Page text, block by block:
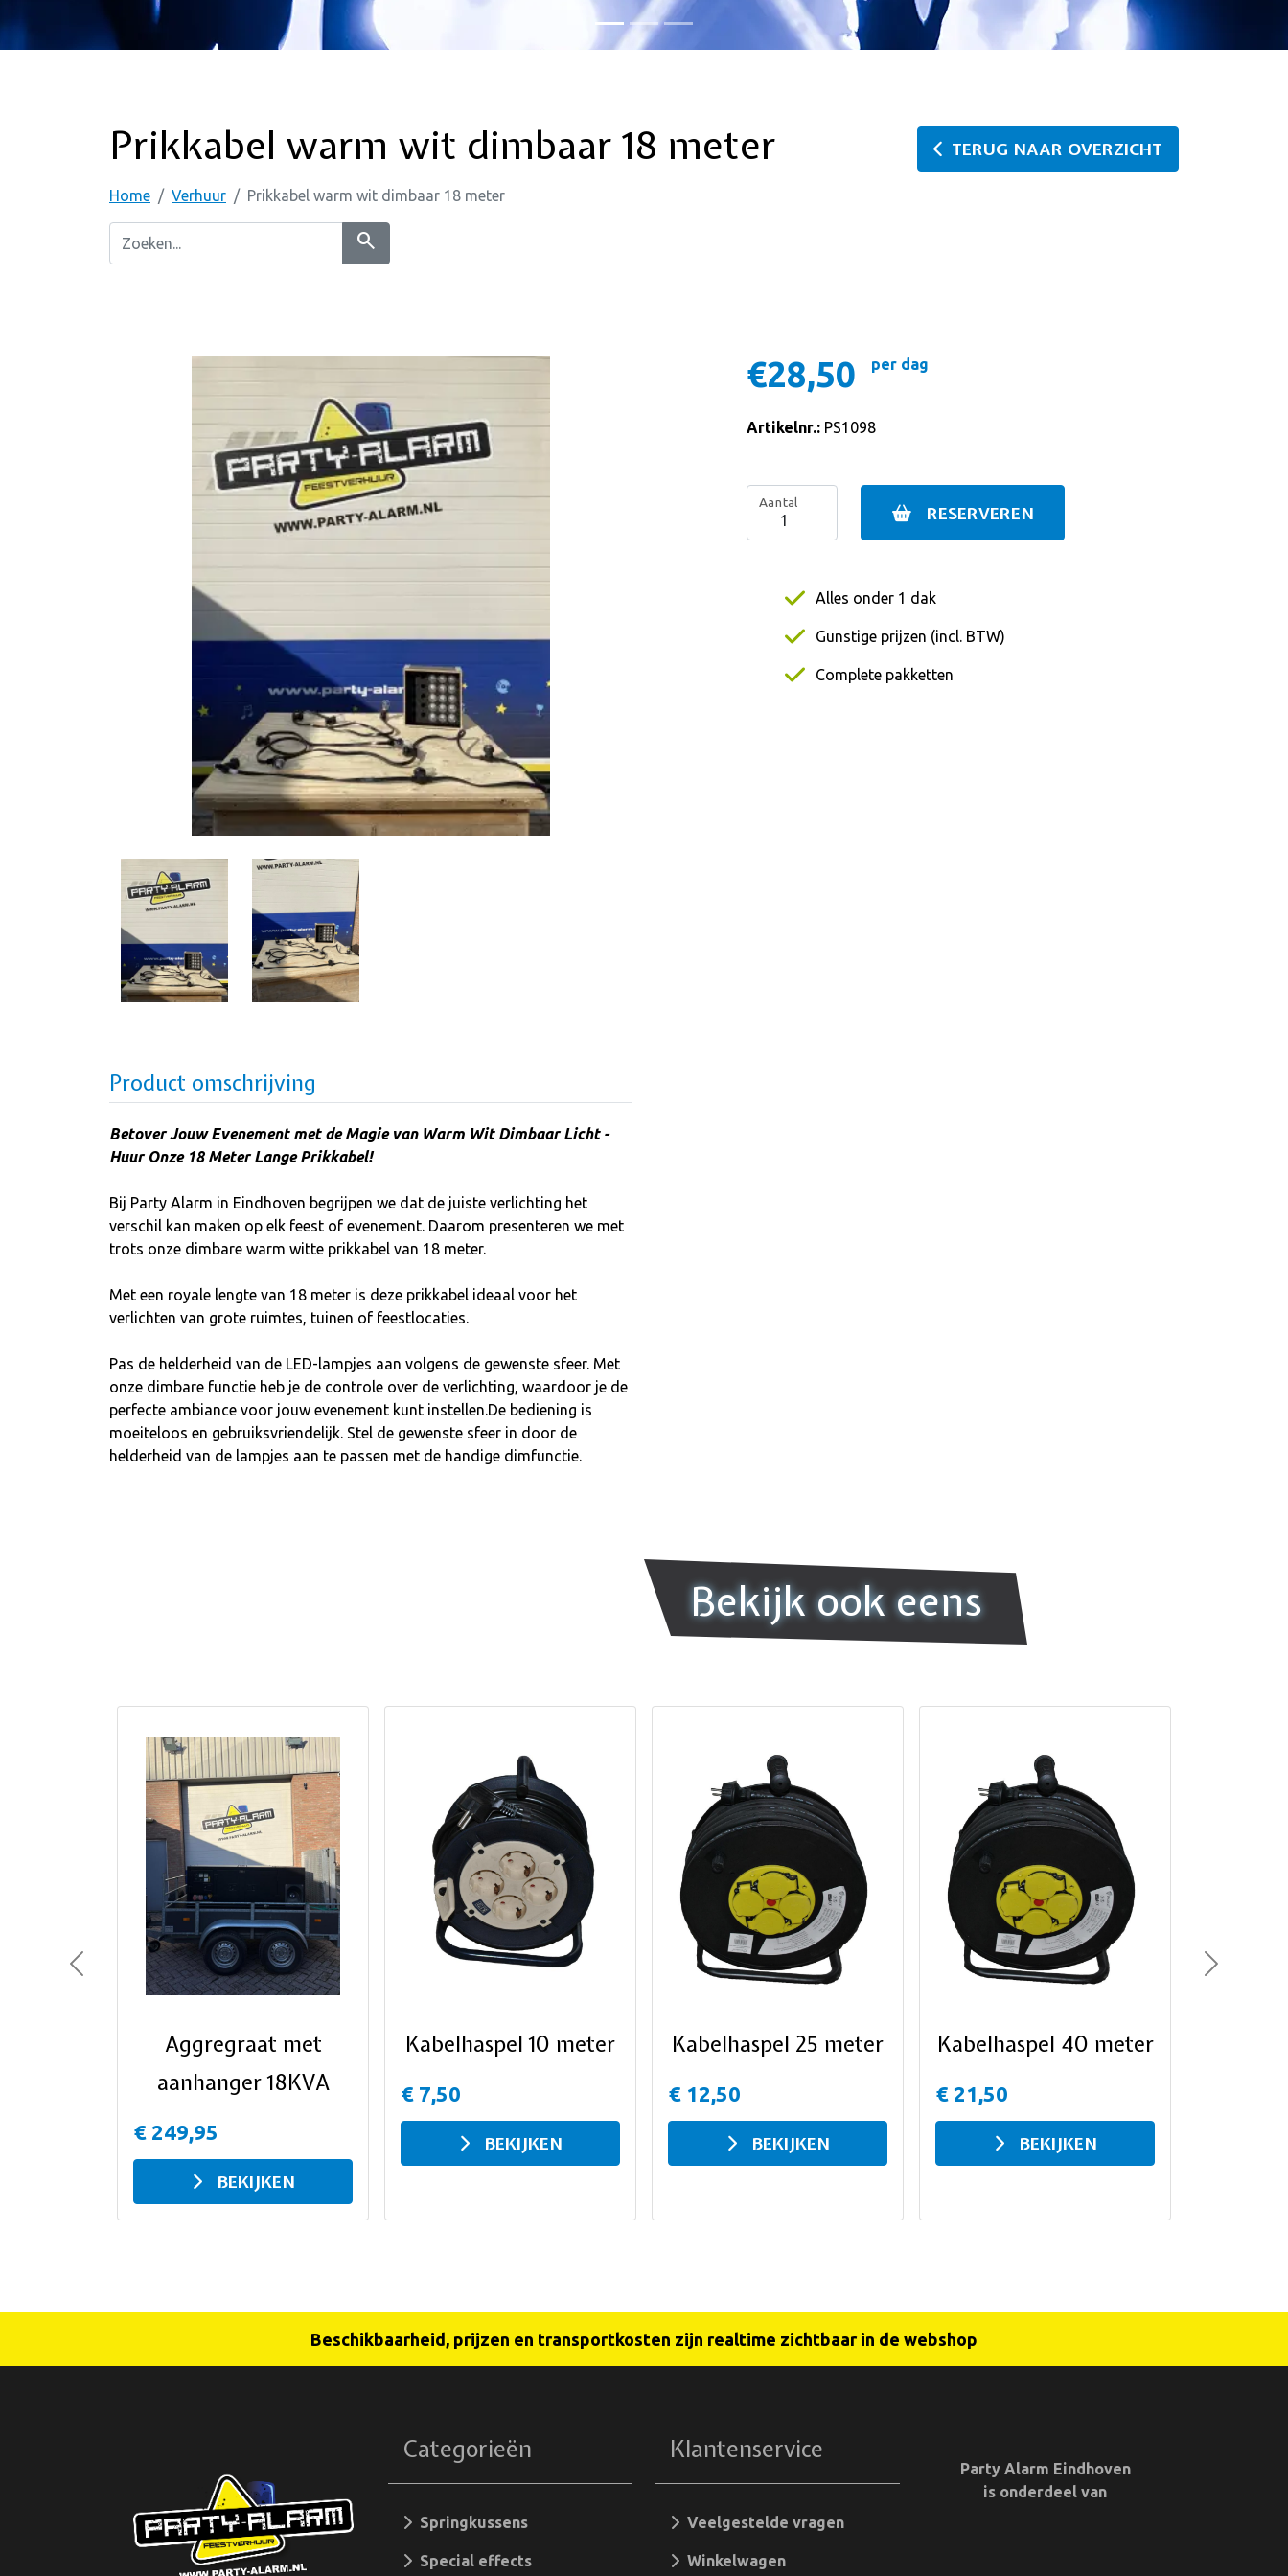
Prikkabel warm wit dimbaar 18 meter
Home Verhuur Prikkabel warm wit dimbaar 18 meter
search
TERUG NAAR OVERZICHT
Product omschrijving
Betover Jouw Evenement met de Magie van Warm Wit Dimbaar Licht -
Huur Onze 18 Meter Lange Prikkabel!
Bij Party Alarm in Eindhoven begrijpen we dat de juiste verlichting het
verschil kan maken op elk feest of evenement. Daarom presenteren we met
trots onze dimbare warm witte prikkabel van 18 meter.
Met een royale lengte van 18 meter is deze prikkabel ideaal voor het
verlichten van grote ruimtes, tuinen of feestlocaties.
Pas de helderheid van de LED-lampjes aan volgens de gewenste sfeer. Met
onze dimbare functie heb je de controle over de verlichting, waardoor je de
perfecte ambiance voor jouw evenement kunt instellen.De bediening is
moeiteloos en gebruiksvriendelijk. Stel de gewenste sfeer in door de
helderheid van de lampjes aan te passen met de handige dimfunctie.
€28,50 per dag
Artikelnr.: PS1098
Aantal RESERVEREN
Alles onder 1 dak
Gunstige prijzen (incl. BTW)
Complete pakketten
Bekijk ook eens
Aggregraat met
aanhanger 18KVA
€ 249,95
BEKIJKEN
Kabelhaspel 10 meter
€ 7,50
BEKIJKEN
Kabelhaspel 25 meter
€ 12,50
BEKIJKEN
Kabelhaspel 40 meter
€ 21,50
BEKIJKEN
Previous Next
Beschikbaarheid, prijzen en transportkosten zijn realtime zichtbaar in de webshop
Categorieën
Springkussens
Special effects
Klantenservice
Veelgestelde vragen
Winkelwagen
Party Alarm Eindhoven
is onderdeel van